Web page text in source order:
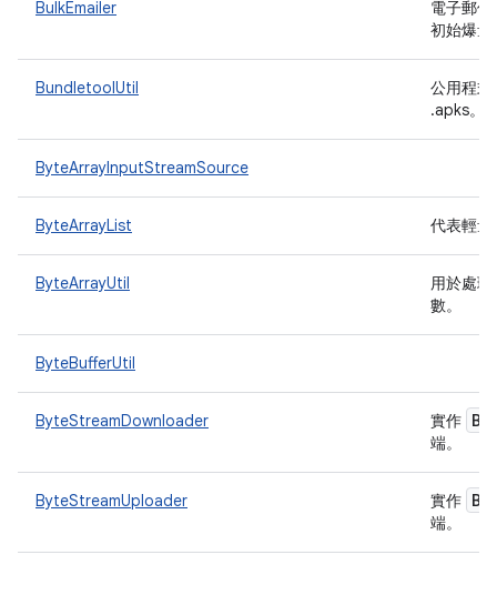
BulkEmailer
電子郵
初始爆
BundletoolUtil
公用程
.apks。
ByteArrayInputStreamSource
ByteArrayList 代表輕
ByteArrayUtil
用於處
數。
ByteBufferUtil
ByteStreamDownloader 實作
端。
ByteStreamUploader 實作
端。